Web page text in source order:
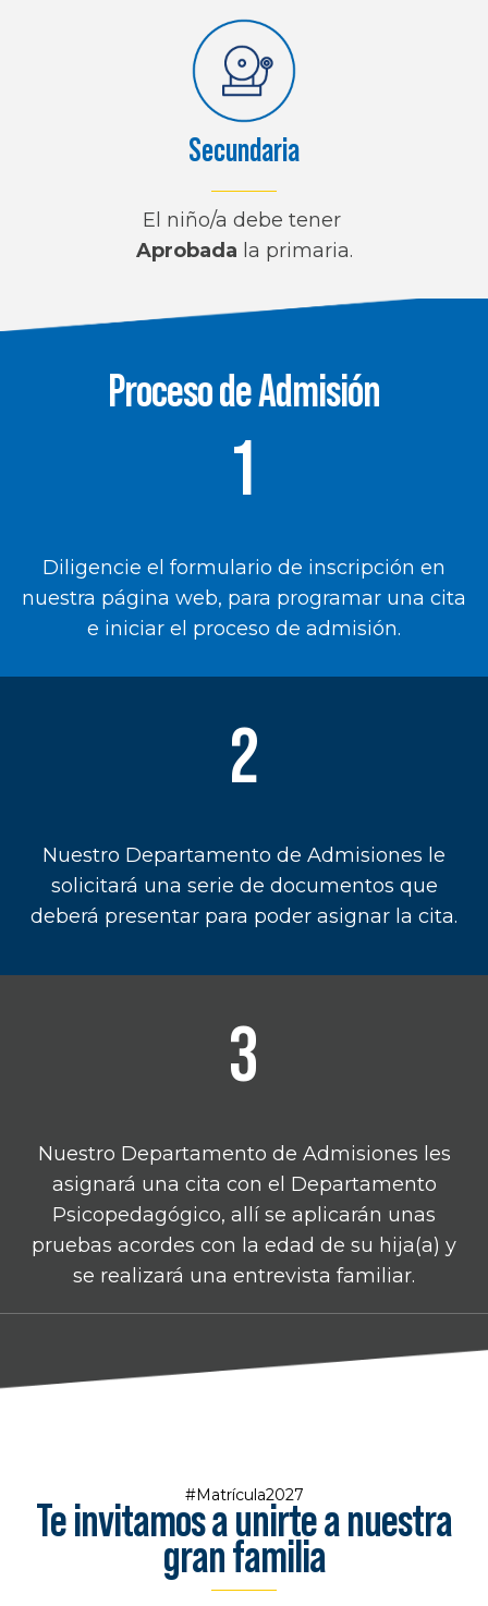
Secundaria
El niño/a debe tener
Aprobada la primaria.
Proceso de Admisión
1
Diligencie el formulario de inscripción en
nuestra página web, para programar una cita
e iniciar el proceso de admisión.
2
Nuestro Departamento de Admisiones le
solicitará una serie de documentos que
deberá presentar para poder asignar la cita.
3
Nuestro Departamento de Admisiones les
asignará una cita con el Departamento
Psicopedagógico, allí se aplicarán unas
pruebas acordes con la edad de su hija(a) y
se realizará una entrevista familiar.
#Matrícula2027
Te invitamos a unirte a nuestra
gran familia